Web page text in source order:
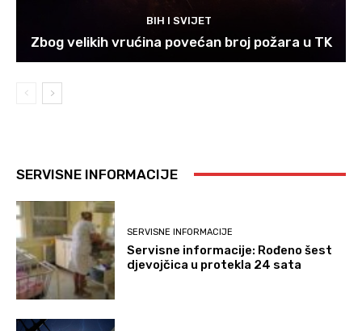
BIH I SVIJET
Zbog velikih vrućina povećan broj požara u TK
SERVISNE INFORMACIJE
SERVISNE INFORMACIJE
Servisne informacije: Rođeno šest
djevojčica u protekla 24 sata